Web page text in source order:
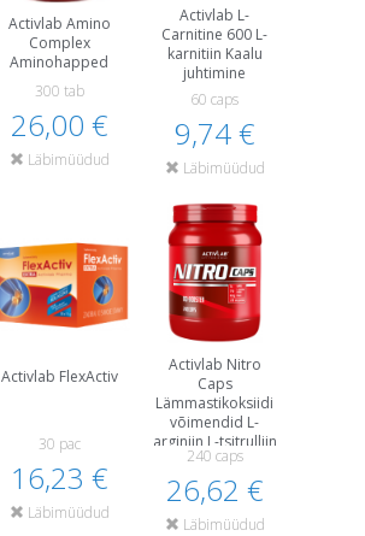
Activlab Amino
Complex
Aminohapped
300 tab
26,00 €
Läbimüüdud
Activlab L-
Carnitine 600 L-
karnitiin Kaalu
juhtimine
60 caps
9,74 €
Läbimüüdud
Activlab FlexActiv
30 pac
16,23 €
Läbimüüdud
Activlab Nitro
Caps
Lämmastikoksiidi
võimendid L-
arginiin L-tsitrulliin
Aminohapped
Enne treeningut ja
energiat
240 caps
26,62 €
Läbimüüdud